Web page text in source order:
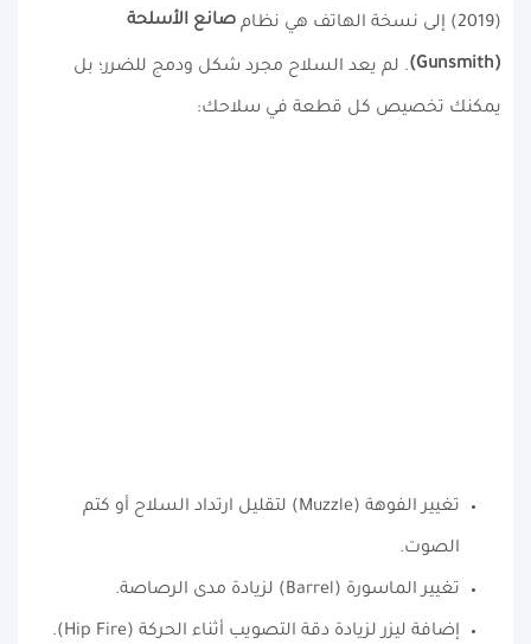
(2019) إلى نسخة الهاتف هي نظام صانع الأسلحة
(Gunsmith) . لم يعد السلاح مجرد شكل ودمج للضرر؛ بل
يمكنك تخصيص كل قطعة في سلاحك:
تغيير الفوهة (Muzzle) لتقليل ارتداد السلاح أو كتم
الصوت.
تغيير الماسورة (Barrel) لزيادة مدى الرصاصة.
إضافة ليزر لزيادة دقة التصويب أثناء الحركة (Hip Fire).